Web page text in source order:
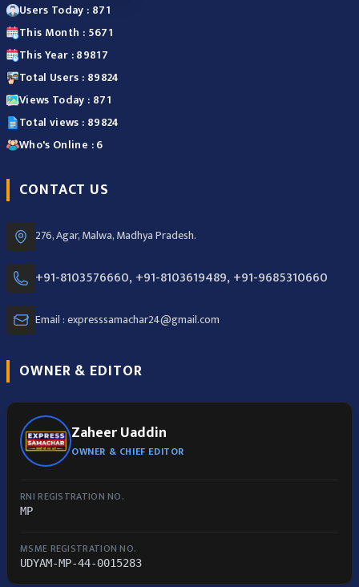
Users Today : 871
This Month : 5671
This Year : 89817
Total Users : 89824
Views Today : 871
Total views : 89824
Who's Online : 6
CONTACT US
276, Agar, Malwa, Madhya Pradesh.
+91-8103576660, +91-8103619489, +91-9685310660
Email : expresssamachar24@gmail.com
OWNER & EDITOR
Zaheer Uaddin
OWNER & CHIEF EDITOR
RNI REGISTRATION NO.
MP
MSME REGISTRATION NO.
UDYAM-MP-44-0015283